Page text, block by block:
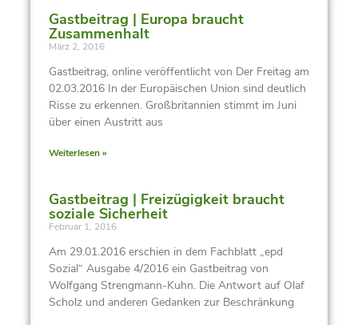
Gastbeitrag | Europa braucht
Zusammenhalt
März 2, 2016
Gastbeitrag, online veröffentlicht von Der Freitag am
02.03.2016 In der Europäischen Union sind deutlich
Risse zu erkennen. Großbritannien stimmt im Juni
über einen Austritt aus
Weiterlesen »
Gastbeitrag | Freizügigkeit braucht
soziale Sicherheit
Februar 1, 2016
Am 29.01.2016 erschien in dem Fachblatt „epd
Sozial“ Ausgabe 4/2016 ein Gastbeitrag von
Wolfgang Strengmann-Kuhn. Die Antwort auf Olaf
Scholz und anderen Gedanken zur Beschränkung